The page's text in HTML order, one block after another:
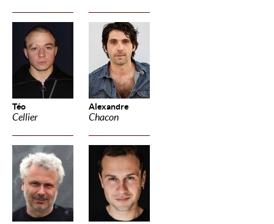
Téo
Cellier
Alexandre
Chacon